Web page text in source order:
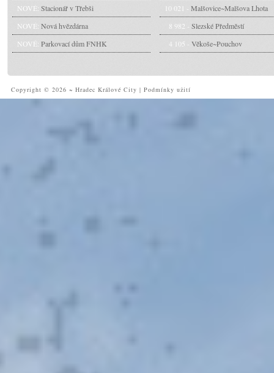
NOVÉ: Stacionář v Třebši
NOVÉ: Nová hvězdárna
NOVÉ: Parkovací dům FNHK
10 021 - Malšovice~Malšova Lhota
8 982 - Slezské Předměstí
4 105 - Věkoše~Pouchov
Copyright © 2026 ~ Hradec Králové City | Podmínky užití